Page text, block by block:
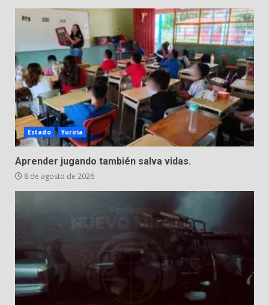
Estado Yuriria
Aprender jugando también salva vidas.
8 de agosto de 2026